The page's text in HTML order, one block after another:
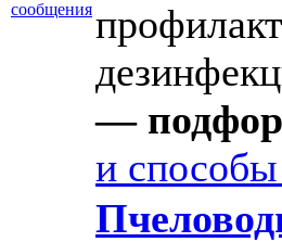
—
и